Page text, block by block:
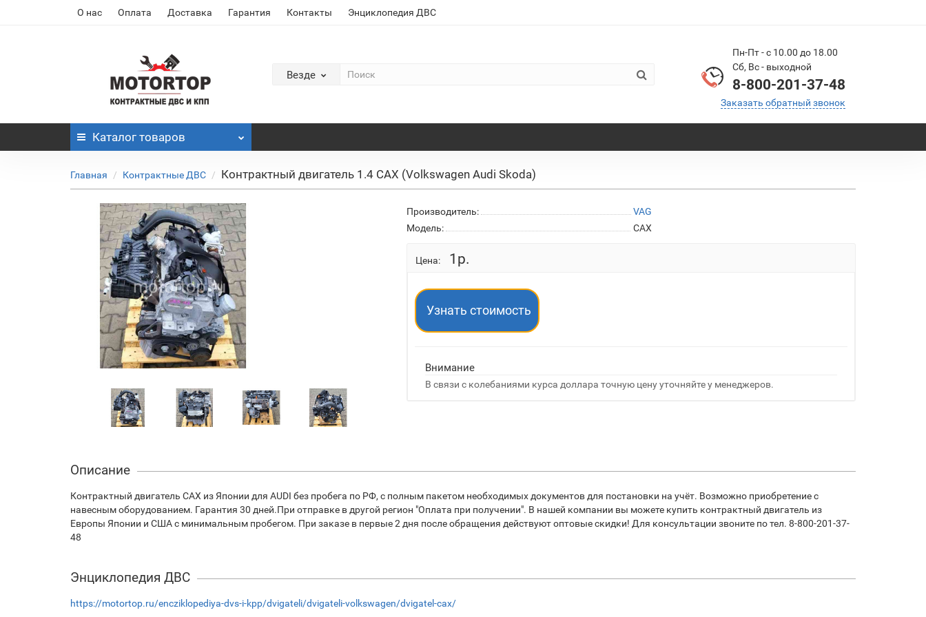
О нас Оплата Доставка Гарантия Контакты Энциклопедия ДВС
Везде
Пн-Пт - с 10.00 до 18.00
Сб, Вс - выходной
8-800-201-37-48
Заказать обратный звонок
Каталог товаров
Главная Контрактные ДВС Контрактный двигатель 1.4 CAX (Volkswagen Audi Skoda)
Производитель:
VAG
Модель:
CAX
Цена: 1р.
Узнать стоимость
Внимание
В связи с колебаниями курса доллара точную цену уточняйте у менеджеров.
Описание
Контрактный двигатель CAX из Японии для AUDI без пробега по РФ, с полным пакетом необходимых документов для постановки на учёт. Возможно приобретение с
навесным оборудованием. Гарантия 30 дней.При отправке в другой регион "Оплата при получении". В нашей компании вы можете купить контрактный двигатель из
Европы Японии и США с минимальным пробегом. При заказе в первые 2 дня после обращения действуют оптовые скидки! Для консультации звоните по тел. 8-800-201-37-
48
Энциклопедия ДВС
https://motortop.ru/encziklopediya-dvs-i-kpp/dvigateli/dvigateli-volkswagen/dvigatel-cax/